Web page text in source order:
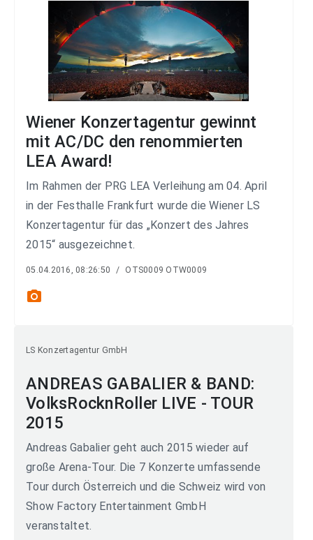
Wiener Konzertagentur gewinnt
mit AC/DC den renommierten
LEA Award!
Im Rahmen der PRG LEA Verleihung am 04. April
in der Festhalle Frankfurt wurde die Wiener LS
Konzertagentur für das „Konzert des Jahres
2015“ ausgezeichnet.
05.04.2016, 08:26:50 / OTS0009 OTW0009
photo_camera
LS Konzertagentur GmbH
ANDREAS GABALIER & BAND:
VolksRocknRoller LIVE - TOUR
2015
Andreas Gabalier geht auch 2015 wieder auf
große Arena-Tour. Die 7 Konzerte umfassende
Tour durch Österreich und die Schweiz wird von
Show Factory Entertainment GmbH
veranstaltet.